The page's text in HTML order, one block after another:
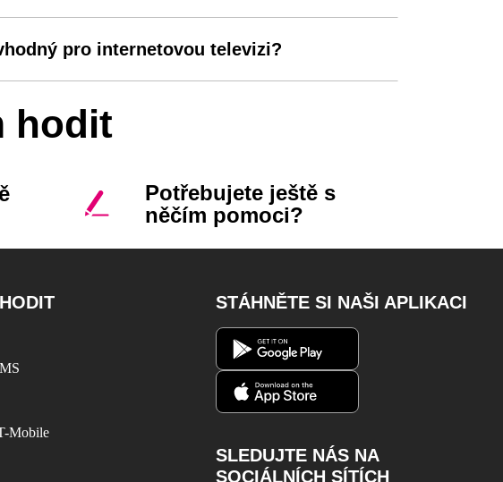
pro internetovou televizi?
hodit
Potřebujete ještě s
něčím pomoci?
Mobile
STÁHNĚTE SI NAŠI APLIKACI
SLEDUJTE NÁS NA
SOCIÁLNÍCH SÍTÍCH